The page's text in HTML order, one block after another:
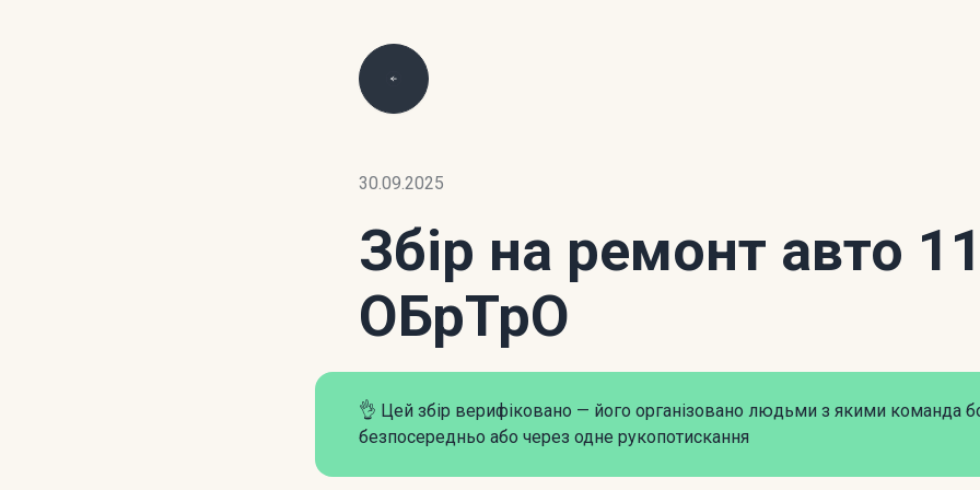
30.09.2025
Збір на ремонт авто
ОБрТрО
👌 Цей збір верифіковано — його організовано людьми з якими команда
безпосередньо або через одне рукопотискання